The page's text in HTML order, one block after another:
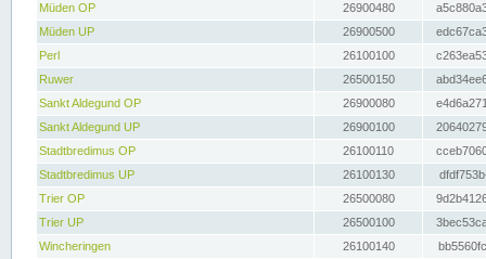
Müden OP
26900480
Müden UP
26900500
Perl
26100100
Ruwer
26500150
Sankt Aldegund OP
26900080
Sankt Aldegund UP
26900100
Stadtbredimus OP
26100110
Stadtbredimus UP
26100130
Trier OP
26500080
Trier UP
26500100
Wincheringen
26100140